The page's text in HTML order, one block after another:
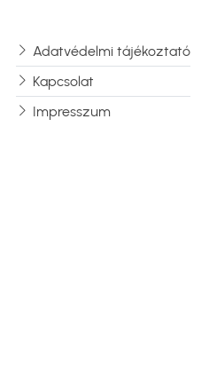
Lábléc
Adatvédelmi tájékoztató
Kapcsolat
Impresszum